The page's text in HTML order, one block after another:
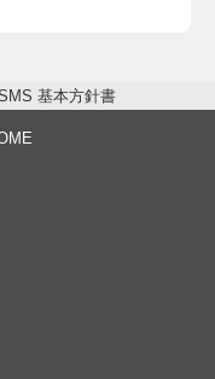
基本方針書